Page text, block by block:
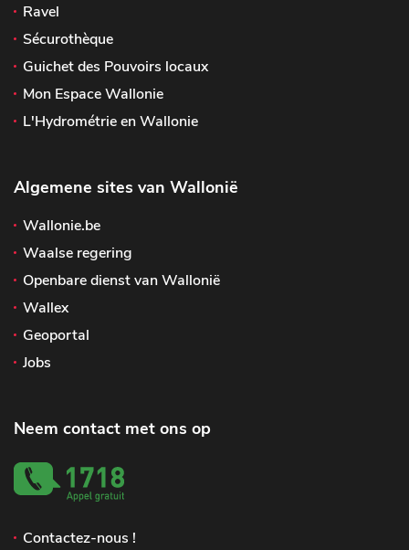
Ravel
Sécurothèque
Guichet des Pouvoirs locaux
Mon Espace Wallonie
L'Hydrométrie en Wallonie
Algemene sites van Wallonië
Wallonie.be
Waalse regering
Openbare dienst van Wallonië
Wallex
Geoportal
Jobs
Neem contact met ons op
Contactez-nous !